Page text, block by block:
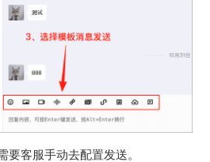
客服手动去配置发送。